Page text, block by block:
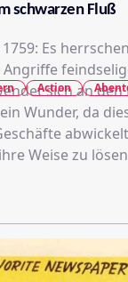
schwarzen Fluß
Es
sich an
Wunder, da
Weise zu
Action